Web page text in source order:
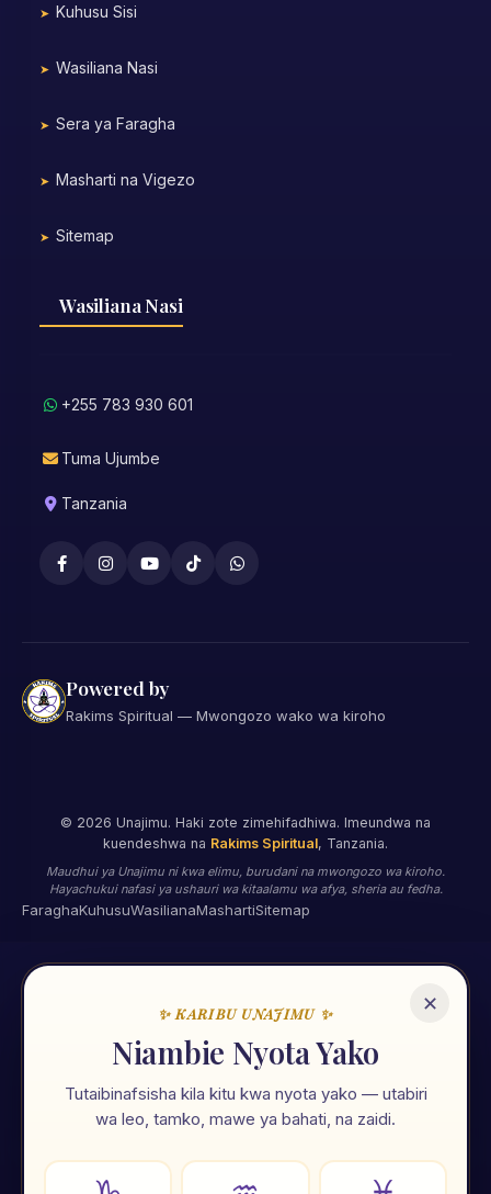
Kuhusu Sisi
Wasiliana Nasi
Sera ya Faragha
Masharti na Vigezo
Sitemap
Wasiliana Nasi
+255 783 930 601
Tuma Ujumbe
Tanzania
Powered by
Rakims Spiritual — Mwongozo wako wa kiroho
© 2026 Unajimu. Haki zote zimehifadhiwa. Imeundwa na
kuendeshwa na Rakims Spiritual, Tanzania.
Maudhui ya Unajimu ni kwa elimu, burudani na mwongozo wa kiroho.
Hayachukui nafasi ya ushauri wa kitaalamu wa afya, sheria au fedha.
FaraghaKuhusuWasilianaMashartiSitemap
✕
✨ KARIBU UNAJIMU ✨
Niambie Nyota Yako
Tutaibinafsisha kila kitu kwa nyota yako — utabiri
wa leo, tamko, mawe ya bahati, na zaidi.
🌟
Unajimu App
107 za kiroho. Zote kwa Kiswahili, zote mkononi mwako.